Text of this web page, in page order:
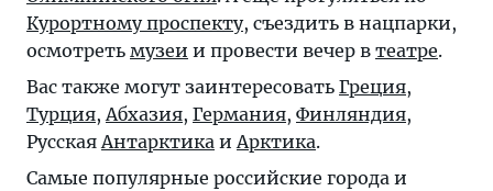
Курортному проспекту, съездить в нацпарки,
осмотреть музеи и провести вечер в театре.
Вас также могут заинтересовать Греция,
Турция,Абхазия, Германия, Финляндия,
РусскаяАнтарктика иАрктика.
Самые популярные российские города и